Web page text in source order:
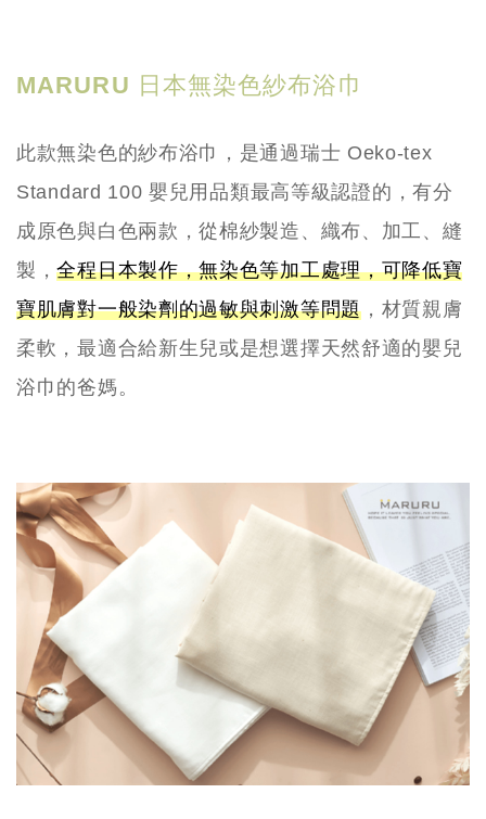
MARURU 日本無染色紗布浴巾
此款無染色的紗布浴巾，是通過瑞士 Oeko-tex
Standard 100 嬰兒用品類最高等級認證的，有分
成原色與白色兩款，從棉紗製造、織布、加工、縫
製，全程日本製作，無染色等加工處理，可降低寶
寶肌膚對一般染劑的過敏與刺激等問題，材質親膚
柔軟，最適合給新生兒或是想選擇天然舒適的嬰兒
浴巾的爸媽。